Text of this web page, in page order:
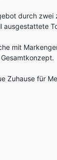
durch
ausgestattete
mit
Zuhause für